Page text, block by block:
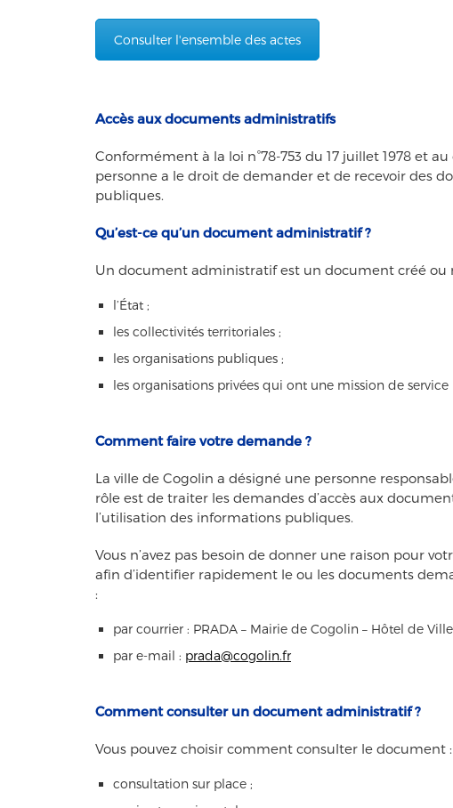
Consulter l'ensemble des actes
Accès aux documents administratifs
Conformément à la loi n°78-753 du 17 juillet 1978 et
personne a le droit de demander et de recevoir des
publiques.
Qu’est-ce qu’un document administratif ?
Un document administratif est un document créé ou
l’État ;
les collectivités territoriales ;
les organisations publiques ;
les organisations privées qui ont une mission de service
Comment faire votre demande ?
La ville de Cogolin a désigné une personne
rôle est de traiter les demandes d’accès aux
l’utilisation des informations publiques.
Vous n’avez pas besoin de donner une raison pour
afin d’identifier rapidement le ou les documents
:
par courrier : PRADA – Mairie de Cogolin – Hôtel de
par e-mail : prada@cogolin.fr
Comment consulter un document administratif ?
Vous pouvez choisir comment consulter le document :
consultation sur place ;